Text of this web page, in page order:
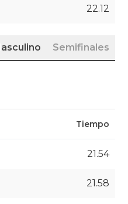
22.12
Semifinales
Tiempo
21.54
21.58